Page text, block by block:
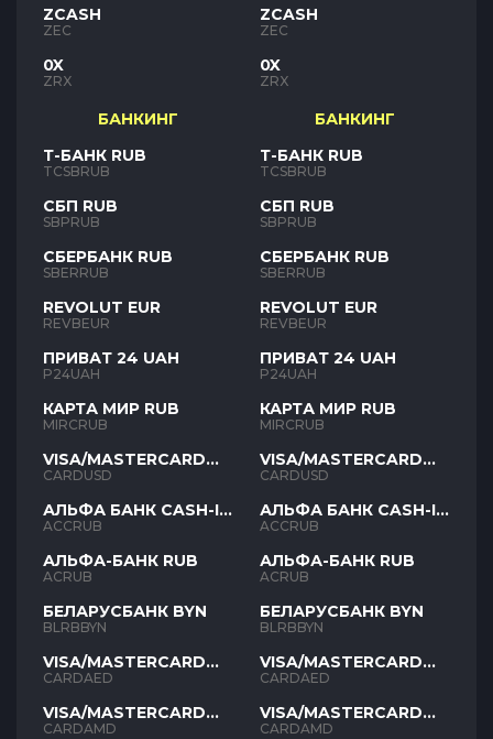
ZCASH
ZEC
0X
ZRX
БАНКИНГ
Т-БАНК RUB
TCSBRUB
СБП RUB
SBPRUB
СБЕРБАНК RUB
SBERRUB
REVOLUT EUR
REVBEUR
ПРИВАТ 24 UAH
P24UAH
КАРТА МИР RUB
MIRCRUB
VISA/MASTERCARD
USD
CARDUSD
АЛЬФА БАНК CASH-IN
RUB
ACCRUB
АЛЬФА-БАНК RUB
ACRUB
БЕЛАРУСБАНК BYN
BLRBBYN
VISA/MASTERCARD
AED
CARDAED
VISA/MASTERCARD
AMD
CARDAMD
ZCASH
ZEC
0X
ZRX
БАНКИНГ
Т-БАНК RUB
TCSBRUB
СБП RUB
SBPRUB
СБЕРБАНК RUB
SBERRUB
REVOLUT EUR
REVBEUR
ПРИВАТ 24 UAH
P24UAH
КАРТА МИР RUB
MIRCRUB
VISA/MASTERCARD
USD
CARDUSD
АЛЬФА БАНК CASH-IN
RUB
ACCRUB
АЛЬФА-БАНК RUB
ACRUB
БЕЛАРУСБАНК BYN
BLRBBYN
VISA/MASTERCARD
AED
CARDAED
VISA/MASTERCARD
AMD
CARDAMD